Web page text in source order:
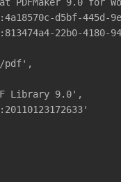
d5bf-445d-
22b0-4180-
pdf',
Library 9.0',